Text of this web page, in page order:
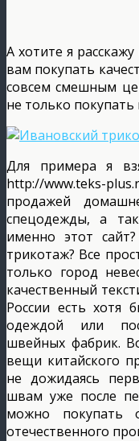
А хотите я
вам покупать
совсем смешным
не только
Для примера я
http://www.teks-
продажей
спецодежды, а
именно этот
трикотаж? Все
только город
качественный
России есть хотя
одеждой или
швейных фабрик.
вещи китайского
не дожидаясь
швам уже после
можно покупать
отечественного